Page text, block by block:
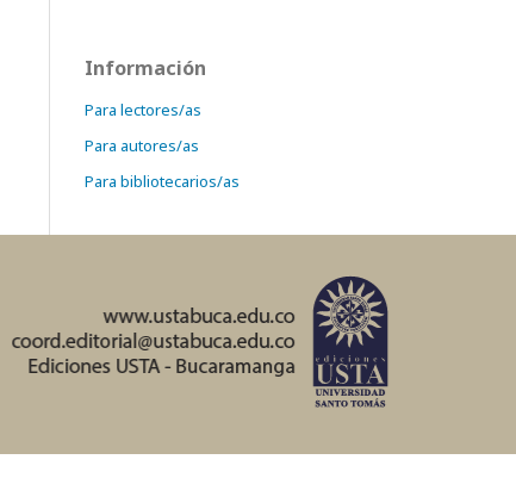
Información
Para lectores/as
Para autores/as
Para bibliotecarios/as